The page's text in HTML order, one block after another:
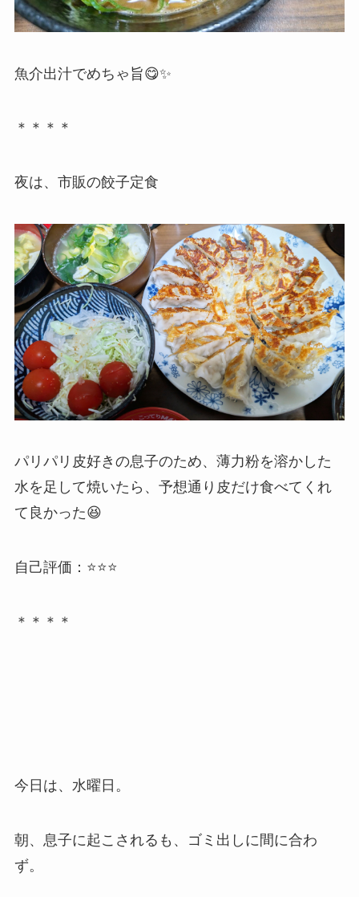
魚介出汁でめちゃ旨😋✨
＊＊＊＊
夜は、市販の餃子定食
パリパリ皮好きの息子のため、薄力粉を溶かした
水を足して焼いたら、予想通り皮だけ食べてくれ
て良かった😆
自己評価：⭐️⭐️⭐️
＊＊＊＊
今日は、水曜日。
朝、息子に起こされるも、ゴミ出しに間に合わ
ず。